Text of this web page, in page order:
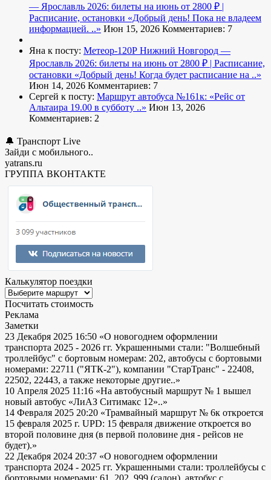
— Ярославль 2026: билеты на июнь от 2800 ₽ |
Расписание, остановки «Добрый день! Пока не владеем
информацией. ..» Июн 15, 2026 Комментариев: 7
Яна к посту: Метеор-120Р Нижний Новгород —
Ярославль 2026: билеты на июнь от 2800 ₽ | Расписание,
остановки «Добрый день! Когда будет расписание на ..»
Июн 14, 2026 Комментариев: 7
Сергей к посту: Маршрут автобуса №161к: «Рейс от
Альтаира 19.00 в субботу ..» Июн 13, 2026
Комментариев: 2
🔔 Транспорт Live
Зайди с мобильного..
yatrans.ru
ГРУППА ВКОНТАКТЕ
Калькулятор поездки
Посчитать стоимость
Реклама
Заметки
23 Декабря 2025 16:50 «О новогоднем оформлении
транспорта 2025 - 2026 гг. Украшенными стали: "Волшебный
троллейбус" с бортовым номерам: 202, автобусы с бортовыми
номерами: 22711 ("ЯТК-2"), компании "СтарТранс" - 22408,
22502, 22443, а также некоторые другие..»
10 Апреля 2025 11:16 «На автобусный маршрут № 1 вышел
новый автобус «ЛиАЗ Ситимакс 12»..»
14 Февраля 2025 20:20 «Трамвайный маршрут № 6к откроется
15 февраля 2025 г. UPD: 15 февраля движение откроется во
второй половине дня (в первой половине дня - рейсов не
будет).»
22 Декабря 2024 20:37 «О новогоднем оформлении
транспорта 2024 - 2025 гг. Украшенными стали: троллейбусы с